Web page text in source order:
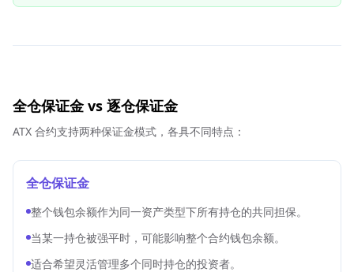
全仓保证金 vs 逐仓保证金
ATX 合约支持两种保证金模式，各具不同特点：
全仓保证金
整个钱包余额作为同一资产类型下所有持仓的共同担保。
当某一持仓被强平时，可能影响整个合约钱包余额。
适合希望灵活管理多个同时持仓的投资者。